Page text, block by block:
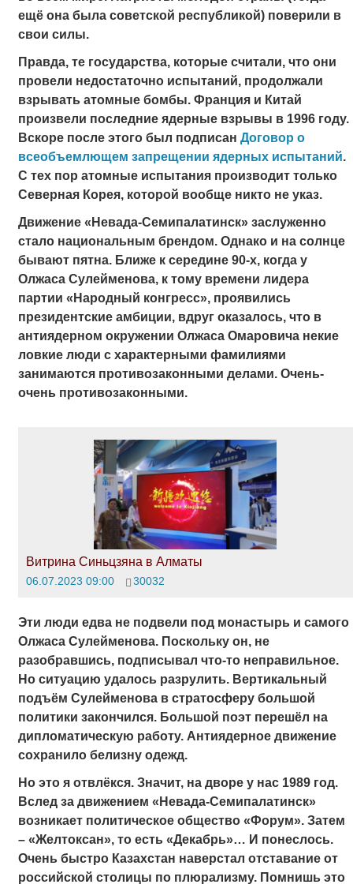
ещё она была советской республикой) поверили в
свои силы.
Правда, те государства, которые считали, что они
провели недостаточно испытаний, продолжали
взрывать атомные бомбы. Франция и Китай
произвели последние ядерные взрывы в 1996 году.
Вскоре после этого был подписан Договор о
всеобъемлющем запрещении ядерных испытаний.
С тех пор атомные испытания производит только
Северная Корея, которой вообще никто не указ.
Движение «Невада-Семипалатинск» заслуженно
стало национальным брендом. Однако и на солнце
бывают пятна. Ближе к середине 90-х, когда у
Олжаса Сулейменова, к тому времени лидера
партии «Народный конгресс», проявились
президентские амбиции, вдруг оказалось, что в
антиядерном окружении Олжаса Омаровича некие
ловкие люди с характерными фамилиями
занимаются противозаконными делами. Очень-
очень противозаконными.
Витрина Синьцзяна в Алматы
06.07.2023 09:00 30032
Эти люди едва не подвели под монастырь и самого
Олжаса Сулейменова. Поскольку он, не
разобравшись, подписывал что-то неправильное.
Но ситуацию удалось разрулить. Вертикальный
подъём Сулейменова в стратосферу большой
политики закончился. Большой поэт перешёл на
дипломатическую работу. Антиядерное движение
сохранило белизну одежд.
Но это я отвлёкся. Значит, на дворе у нас 1989 год.
Вслед за движением «Невада-Семипалатинск»
возникает политическое общество «Форум». Затем
– «Желтоксан», то есть «Декабрь»… И понеслось.
Очень быстро Казахстан наверстал отставание от
российской столицы по плюрализму. Помнишь это